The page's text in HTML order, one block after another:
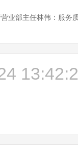
业部主任林伟：服务